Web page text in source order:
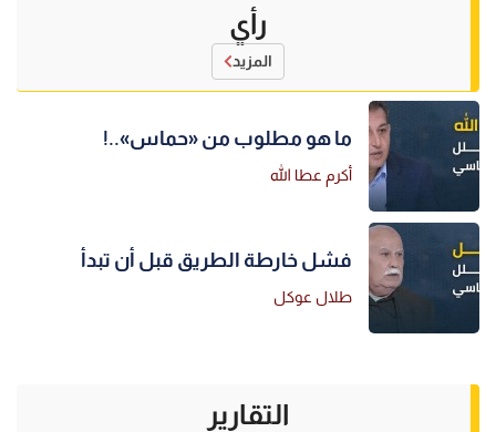
رأي
المزيد
ما هو مطلوب من «حماس»..!
أكرم عطا الله
فشل خارطة الطريق قبل أن تبدأ
طلال عوكل
التقارير